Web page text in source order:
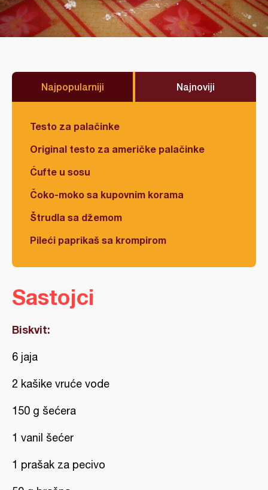
Najpopularniji Najnoviji
Testo za palačinke
Original testo za američke palačinke
Ćufte u sosu
Čoko-moko sa kupovnim korama
Štrudla sa džemom
Pileći paprikaš sa krompirom
Sastojci
Biskvit:
6 jaja
2 kašike vruće vode
150 g šećera
1 vanil šećer
1 prašak za pecivo